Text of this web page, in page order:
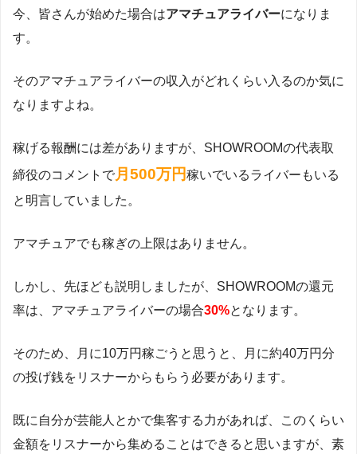
今、皆さんが始めた場合はアマチュアライバーになりま
す。
そのアマチュアライバーの収入がどれくらい入るのか気に
なりますよね。
稼げる報酬には差がありますが、SHOWROOMの代表取
締役のコメントで月500万円稼いでいるライバーもいる
と明言していました。
アマチュアでも稼ぎの上限はありません。
しかし、先ほども説明しましたが、SHOWROOMの還元
率は、アマチュアライバーの場合30%となります。
そのため、月に10万円稼ごうと思うと、月に約40万円分
の投げ銭をリスナーからもらう必要があります。
既に自分が芸能人とかで集客する力があれば、このくらい
金額をリスナーから集めることはできると思いますが、素